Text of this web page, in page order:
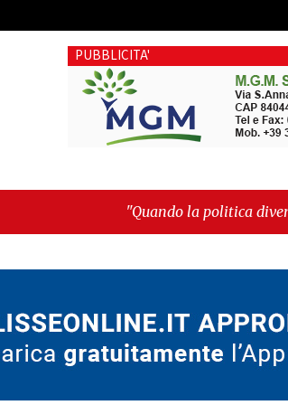
PUBBLICITA'
"Quando la politica diventa autobiografia"
dimenticano"